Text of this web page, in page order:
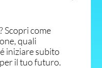
Scopri come
quali
iniziare subito
il tuo futuro.